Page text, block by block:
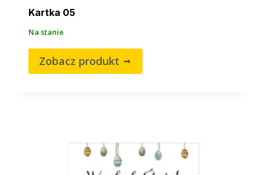
Kartka 05
Na stanie
Zobacz produkt